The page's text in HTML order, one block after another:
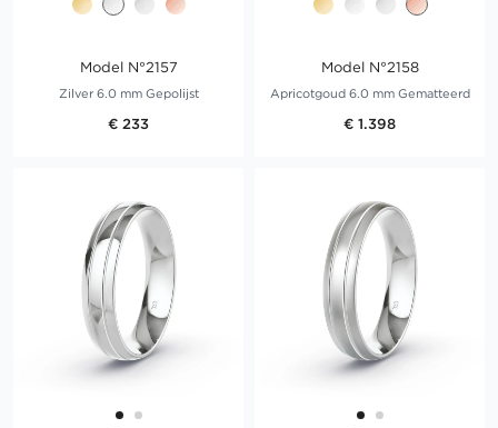
Model N°2157
Zilver 6.0 mm Gepolijst
€ 233
Model N°2158
Apricotgoud 6.0 mm Gematteerd
€ 1.398